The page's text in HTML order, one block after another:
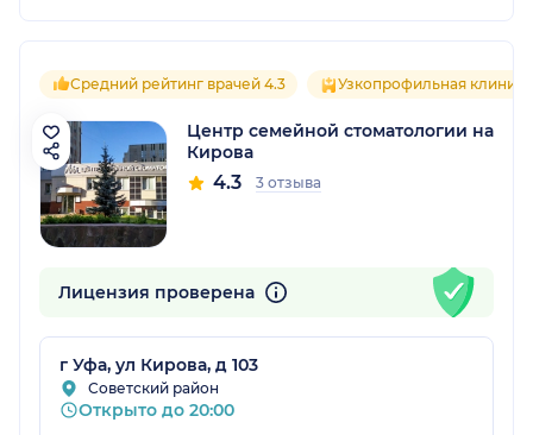
Средний рейтинг врачей 4.3 Узкопрофильная клиника
Центр семейной стоматологии на
Кирова
4.3 3 отзыва
Лицензия проверена
г Уфа, ул Кирова, д 103
Советский район
Открыто до 20:00